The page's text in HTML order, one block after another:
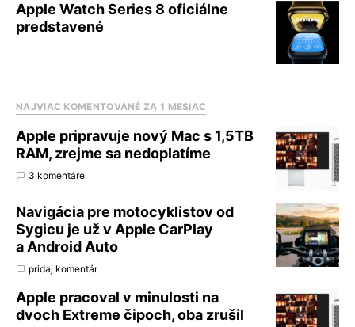
Apple Watch Series 8 oficiálne
predstavené
NAJVIAC KOMENTOVANÉ ZA 1 MESIAC
Apple pripravuje nový Mac s 1,5TB
RAM, zrejme sa nedoplatíme
3 komentáre
Navigácia pre motocyklistov od
Sygicu je už v Apple CarPlay
a Android Auto
pridaj komentár
Apple pracoval v minulosti na
dvoch Extreme čipoch, oba zrušil